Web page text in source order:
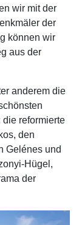
wir mit der
der
können wir
aus der
anderem die
reformierte
den
Gelénes und
Hügel,
der